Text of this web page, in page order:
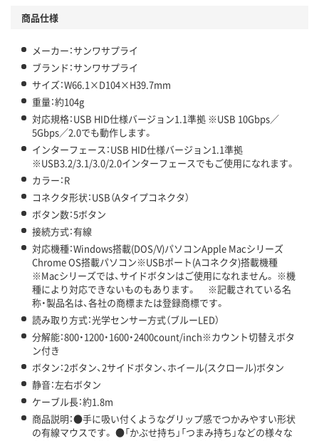
商品仕様
メーカー：サンワサプライ
ブランド：サンワサプライ
サイズ：W66.1×D104×H39.7mm
重量：約104g
対応規格：USB HID仕様バージョン1.1準拠 ※USB 10Gbps／
5Gbps／2.0でも動作します。
インターフェース：USB HID仕様バージョン1.1準拠
※USB3.2/3.1/3.0/2.0インターフェースでもご使用になれます。
カラー：R
コネクタ形状：USB（Aタイプコネクタ）
ボタン数：5ボタン
接続方式：有線
対応機種：Windows搭載(DOS/V)パソコンApple Macシリーズ
Chrome OS搭載パソコン※USBポート(Aコネクタ)搭載機種
※Macシリーズでは、サイドボタンはご使用になれません。 ※機
種により対応できないものもあります。 ※記載されている名
称・製品名は、各社の商標または登録商標です。
読み取り方式：光学センサー方式（ブルーLED）
分解能：800・1200・1600・2400count/inch※カウント切替えボタ
ン付き
ボタン：2ボタン、2サイドボタン、ホイール(スクロール)ボタン
静音：左右ボタン
ケーブル長：約1.8m
商品説明：●手に吸い付くようなグリップ感でつかみやすい形状
の有線マウスです。 ●「かぶせ持ち」「つまみ持ち」などの様々な